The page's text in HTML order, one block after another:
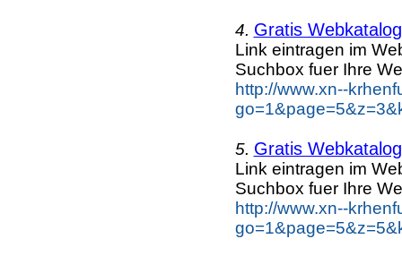
4. Gratis
Link eintragen im
Suchbox fuer Ihre
http://www.xn--
5. Gratis
Link eintragen im
Suchbox fuer Ihre
http://www.xn--